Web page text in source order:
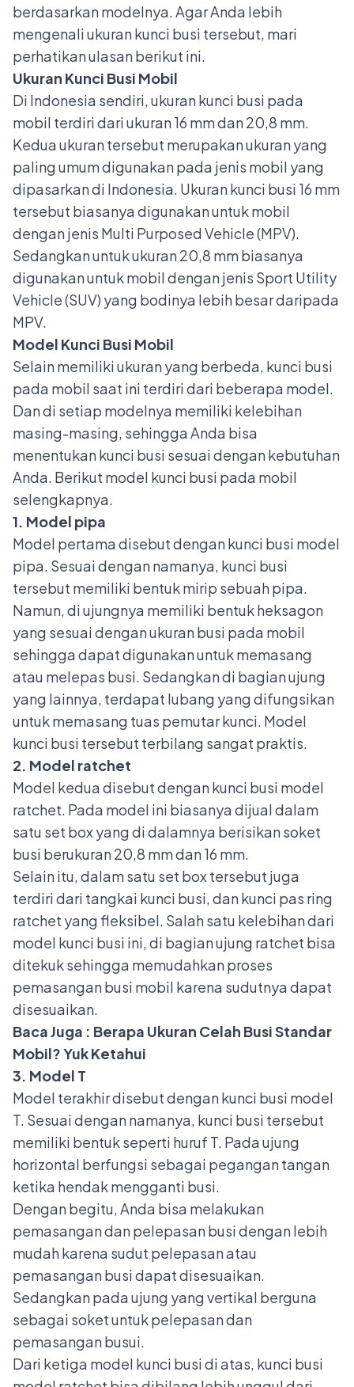
berdasarkan modelnya. Agar Anda lebih
mengenali ukuran kunci busi tersebut, mari
perhatikan ulasan berikut ini.
Ukuran Kunci Busi Mobil
Di Indonesia sendiri, ukuran kunci busi pada
mobil terdiri dari ukuran 16 mm dan 20,8 mm.
Kedua ukuran tersebut merupakan ukuran yang
paling umum digunakan pada jenis mobil yang
dipasarkan di Indonesia. Ukuran kunci busi 16 mm
tersebut biasanya digunakan untuk mobil
dengan jenis Multi Purposed Vehicle (MPV).
Sedangkan untuk ukuran 20,8 mm biasanya
digunakan untuk mobil dengan jenis Sport Utility
Vehicle (SUV) yang bodinya lebih besar daripada
MPV.
Model Kunci Busi Mobil
Selain memiliki ukuran yang berbeda, kunci busi
pada mobil saat ini terdiri dari beberapa model.
Dan di setiap modelnya memiliki kelebihan
masing-masing, sehingga Anda bisa
menentukan kunci busi sesuai dengan kebutuhan
Anda. Berikut model kunci busi pada mobil
selengkapnya.
1. Model pipa
Model pertama disebut dengan kunci busi model
pipa. Sesuai dengan namanya, kunci busi
tersebut memiliki bentuk mirip sebuah pipa.
Namun, di ujungnya memiliki bentuk heksagon
yang sesuai dengan ukuran busi pada mobil
sehingga dapat digunakan untuk memasang
atau melepas busi. Sedangkan di bagian ujung
yang lainnya, terdapat lubang yang difungsikan
untuk memasang tuas pemutar kunci. Model
kunci busi tersebut terbilang sangat praktis.
2. Model ratchet
Model kedua disebut dengan kunci busi model
ratchet. Pada model ini biasanya dijual dalam
satu set box yang di dalamnya berisikan soket
busi berukuran 20,8 mm dan 16 mm.
Selain itu, dalam satu set box tersebut juga
terdiri dari tangkai kunci busi, dan kunci pas ring
ratchet yang fleksibel. Salah satu kelebihan dari
model kunci busi ini, di bagian ujung ratchet bisa
ditekuk sehingga memudahkan proses
pemasangan busi mobil karena sudutnya dapat
disesuaikan.
Baca Juga : Berapa Ukuran Celah Busi Standar
Mobil? Yuk Ketahui
3. Model T
Model terakhir disebut dengan kunci busi model
T. Sesuai dengan namanya, kunci busi tersebut
memiliki bentuk seperti huruf T. Pada ujung
horizontal berfungsi sebagai pegangan tangan
ketika hendak mengganti busi.
Dengan begitu, Anda bisa melakukan
pemasangan dan pelepasan busi dengan lebih
mudah karena sudut pelepasan atau
pemasangan busi dapat disesuaikan.
Sedangkan pada ujung yang vertikal berguna
sebagai soket untuk pelepasan dan
pemasangan busui.
Dari ketiga model kunci busi di atas, kunci busi